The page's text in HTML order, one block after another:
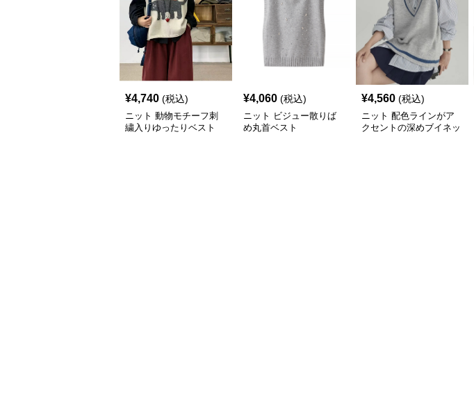
¥4,740 (税込)
ニット 動物モチーフ刺
繍入りゆったりベスト
¥4,060 (税込)
ニット ビジュー散りば
め丸首ベスト
¥4,560 (税込)
ニット 配色ラインがア
クセントの深めブイネッ